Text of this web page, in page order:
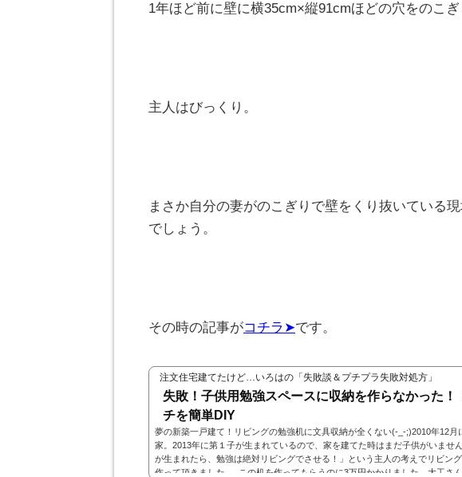
1年ほど前に壁に横35cm×縦91cmほどの穴をのこぎ
主人はびっくり。
まさか自分の妻がのこぎりで壁をくり抜いている
でしょう。
その時の記事がコチラ➤です。
注文住宅建てたけど…いろはの「失敗談＆プチプラ失敗対処方」
失敗！子供用勉強スペースに収納を作らなかった！
チを簡単DIY
夢の新築一戸建て！リビングの勉強机に文具収納が全くない(-_-;)2010年12月
家。2013年に第１子が生まれているので、家を建てた時はまだ子供がいませ
が生まれたら、勉強は絶対リビングでさせる！」という主人の考えでリビン
作って頂きました。 この机を作ってもらうのに3万円かかりました。大工さ